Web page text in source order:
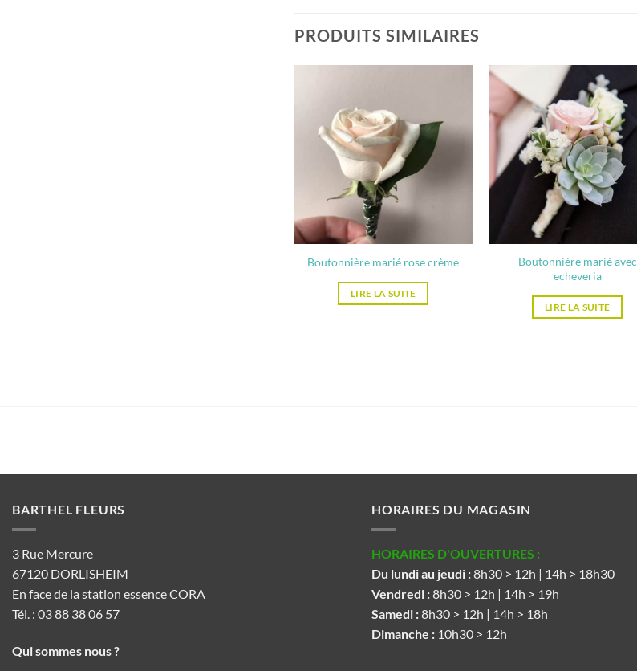
PRODUITS SIMILAIRES
Boutonnière marié rose crème
LIRE LA SUITE
Boutonnière marié avec
echeveria
LIRE LA SUITE
BARTHEL FLEURS
3 Rue Mercure
67120 DORLISHEIM
En face de la station essence CORA
Tél. : 03 88 38 06 57
Qui sommes nous ?
HORAIRES DU MAGASIN
HORAIRES D'OUVERTURES :
Du lundi au jeudi :8h30 > 12h | 14h > 18h30
Vendredi :8h30 > 12h | 14h > 19h
Samedi :8h30 > 12h | 14h > 18h
Dimanche : 10h30 > 12h